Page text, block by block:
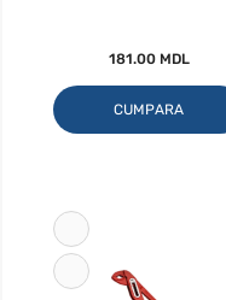
181.00 MDL
CUMPARA